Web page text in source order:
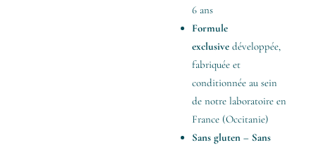
6 ans
Formule
exclusivedéveloppée,
fabriquée et
conditionnée au sein
de notre laboratoire en
France (Occitanie)
Sans gluten – Sans